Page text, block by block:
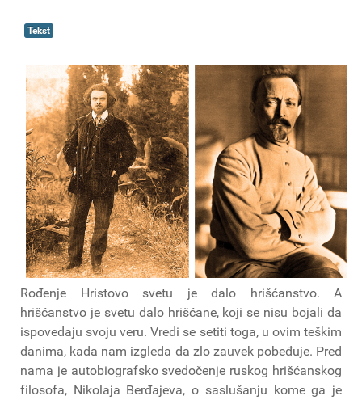
Tekst
Rođenje Hristovo svetu je dalo hrišćanstvo. A
hrišćanstvo je svetu dalo hrišćane, koji se nisu bojali da
ispovedaju svoju veru. Vredi se setiti toga, u ovim teškim
danima, kada nam izgleda da zlo zauvek pobeđuje. Pred
nama je autobiografsko svedočenje ruskog hrišćanskog
filosofa, Nikolaja Berđajeva, o saslušanju kome ga je